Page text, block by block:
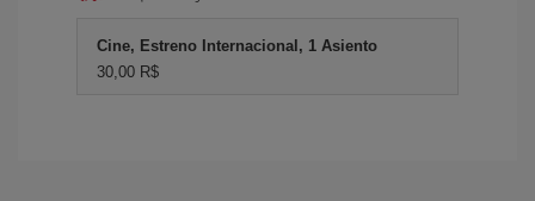
Cine, Estreno Internacional, 1 Asiento
30,00 R$